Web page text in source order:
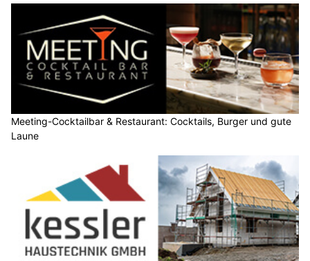
Meeting-Cocktailbar & Restaurant: Cocktails, Burger und gute
Laune